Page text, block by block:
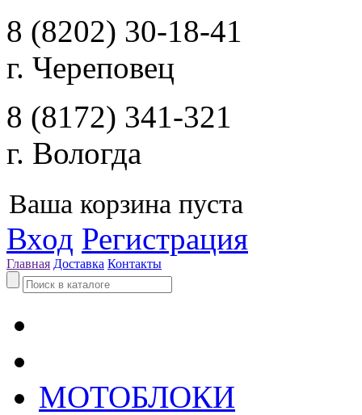
8 (8202) 30-18-41
г. Череповец
8 (8172) 341-321
г. Вологда
Ваша корзина пуста
Вход Регистрация
Главная Доставка Контакты
МОТОБЛОКИ